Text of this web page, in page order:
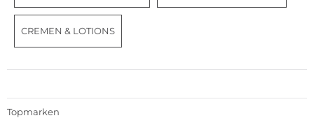
CREMEN & LOTIONS
Topmarken